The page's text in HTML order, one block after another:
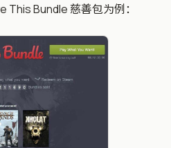
This Bundle 慈善包为例：